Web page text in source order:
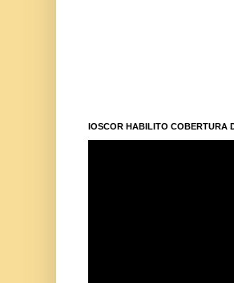
IOSCOR HABILITO COBERTURA